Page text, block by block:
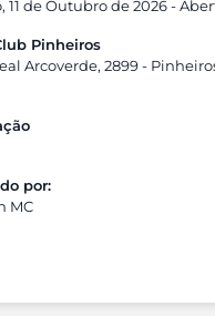
de Outubro de 2026 -
Pinheiros
Arcoverde, 2899 -
por:
MC